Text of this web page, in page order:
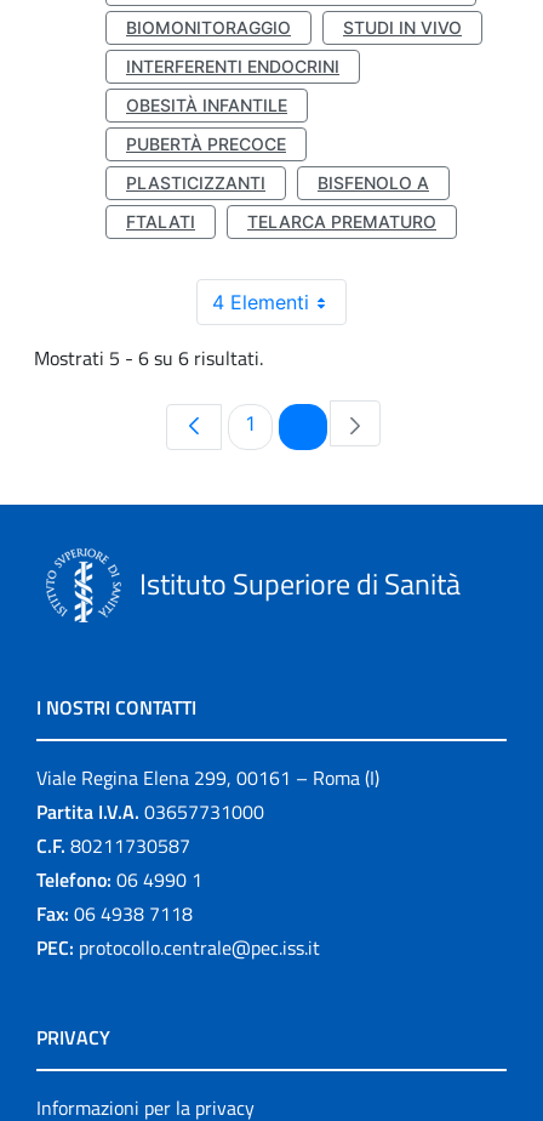
BIOMONITORAGGIO
STUDI IN VIVO
INTERFERENTI ENDOCRINI
OBESITÀ INFANTILE
PUBERTÀ PRECOCE
PLASTICIZZANTI
BISFENOLO A
FTALATI
TELARCA PREMATURO
4 Elementi
Mostrati 5 - 6 su 6 risultati.
Pagina
1 Pagina
Istituto Superiore di Sanità
I NOSTRI CONTATTI
Viale Regina Elena 299, 00161 – Roma (I)
Partita I.V.A. 03657731000
C.F. 80211730587
Telefono: 06 4990 1
Fax: 06 4938 7118
PEC: protocollo.centrale@pec.iss.it
PRIVACY
Informazioni per la privacy